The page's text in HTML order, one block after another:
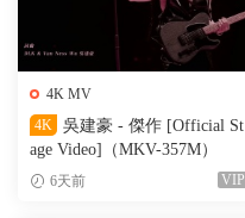
4K MV
4K
吳建豪 - 傑作 [Official St
age Video]（MKV-357M）
6天前 VIP